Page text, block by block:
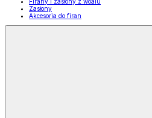
Zasłony
Akcesoria do firan